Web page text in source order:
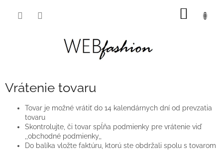
Vrátenie tovaru
Tovar je možné vrátiť do 14 kalendárnych dní od prevzatia
tovaru
Skontrolujte, či tovar spĺňa podmienky pre vrátenie viď
,,obchodné podmienky,,
Do balíka vložte faktúru, ktorú ste obdržali spolu s tovarom